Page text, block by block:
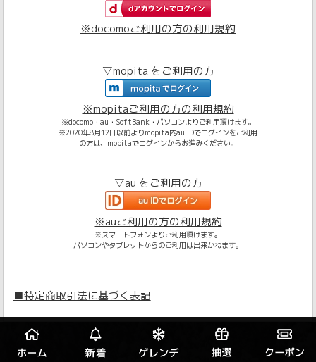
※docomoご利用の方の利用規約
▽mopita をご利用の方
※mopitaご利用の方の利用規約
※docomo・au・SoftBank・パソコンよりご利用頂けます。
※2020年8月12日以前よりmopita内au IDでログインをご利用
の方は、mopitaでログインからお進みください。
▽au をご利用の方
※auご利用の方の利用規約
※スマートフォンよりご利用頂けます。
パソコンやタブレットからのご利用は出来かねます。
■特定商取引法に基づく表記